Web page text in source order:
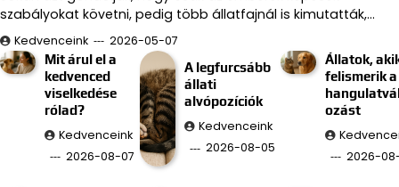
szabályokat követni, pedig több állatfajnál is kimutatták,…
Kedvenceink
2026-05-07
Mit árul el a
kedvenced
viselkedése
rólad?
Kedvenceink
2026-08-07
A legfurcsább
állati
alvópozíciók
Kedvenceink
2026-08-05
Állatok,
felismerik a
ozást
2026-